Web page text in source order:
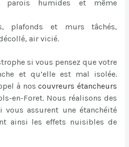
parois humides et même
plafonds et murs tâchés,
air vicié.
si vous pensez que votre
et qu’elle est mal isolée.
à nos couvreurs étancheurs
en-Foret. Nous réalisons des
assurent une étanchéité
ainsi les effets nuisibles de